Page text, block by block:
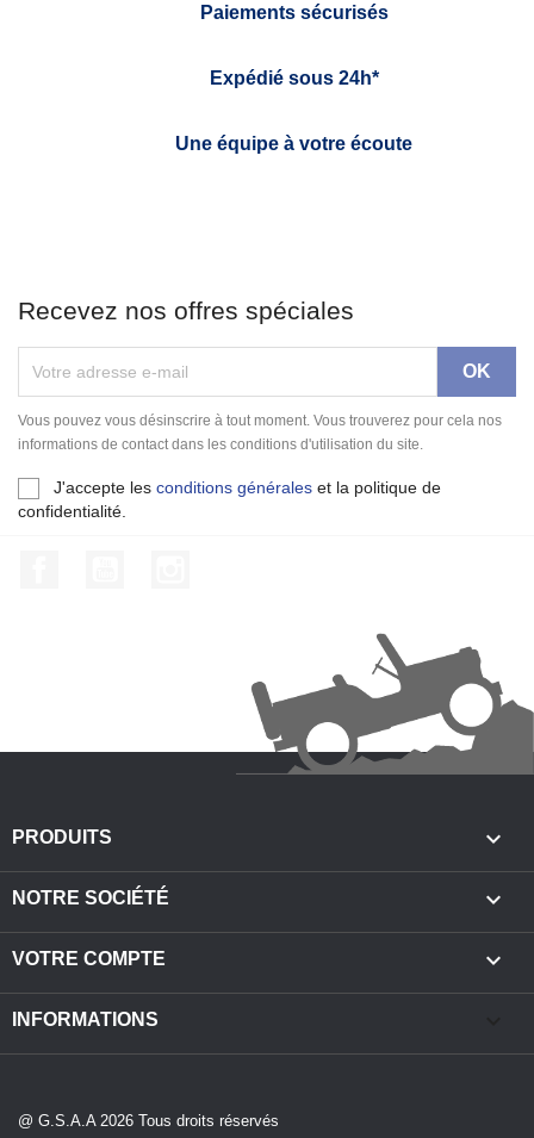
Paiements sécurisés
Expédié sous 24h*
Une équipe à votre écoute
Recevez nos offres spéciales
Vous pouvez vous désinscrire à tout moment. Vous trouverez pour cela nos
informations de contact dans les conditions d'utilisation du site.
J'accepte les conditions générales et la politique de
confidentialité.
PRODUITS 
NOTRE SOCIÉTÉ 
VOTRE COMPTE 
INFORMATIONS
@ G.S.A.A 2026 Tous droits réservés